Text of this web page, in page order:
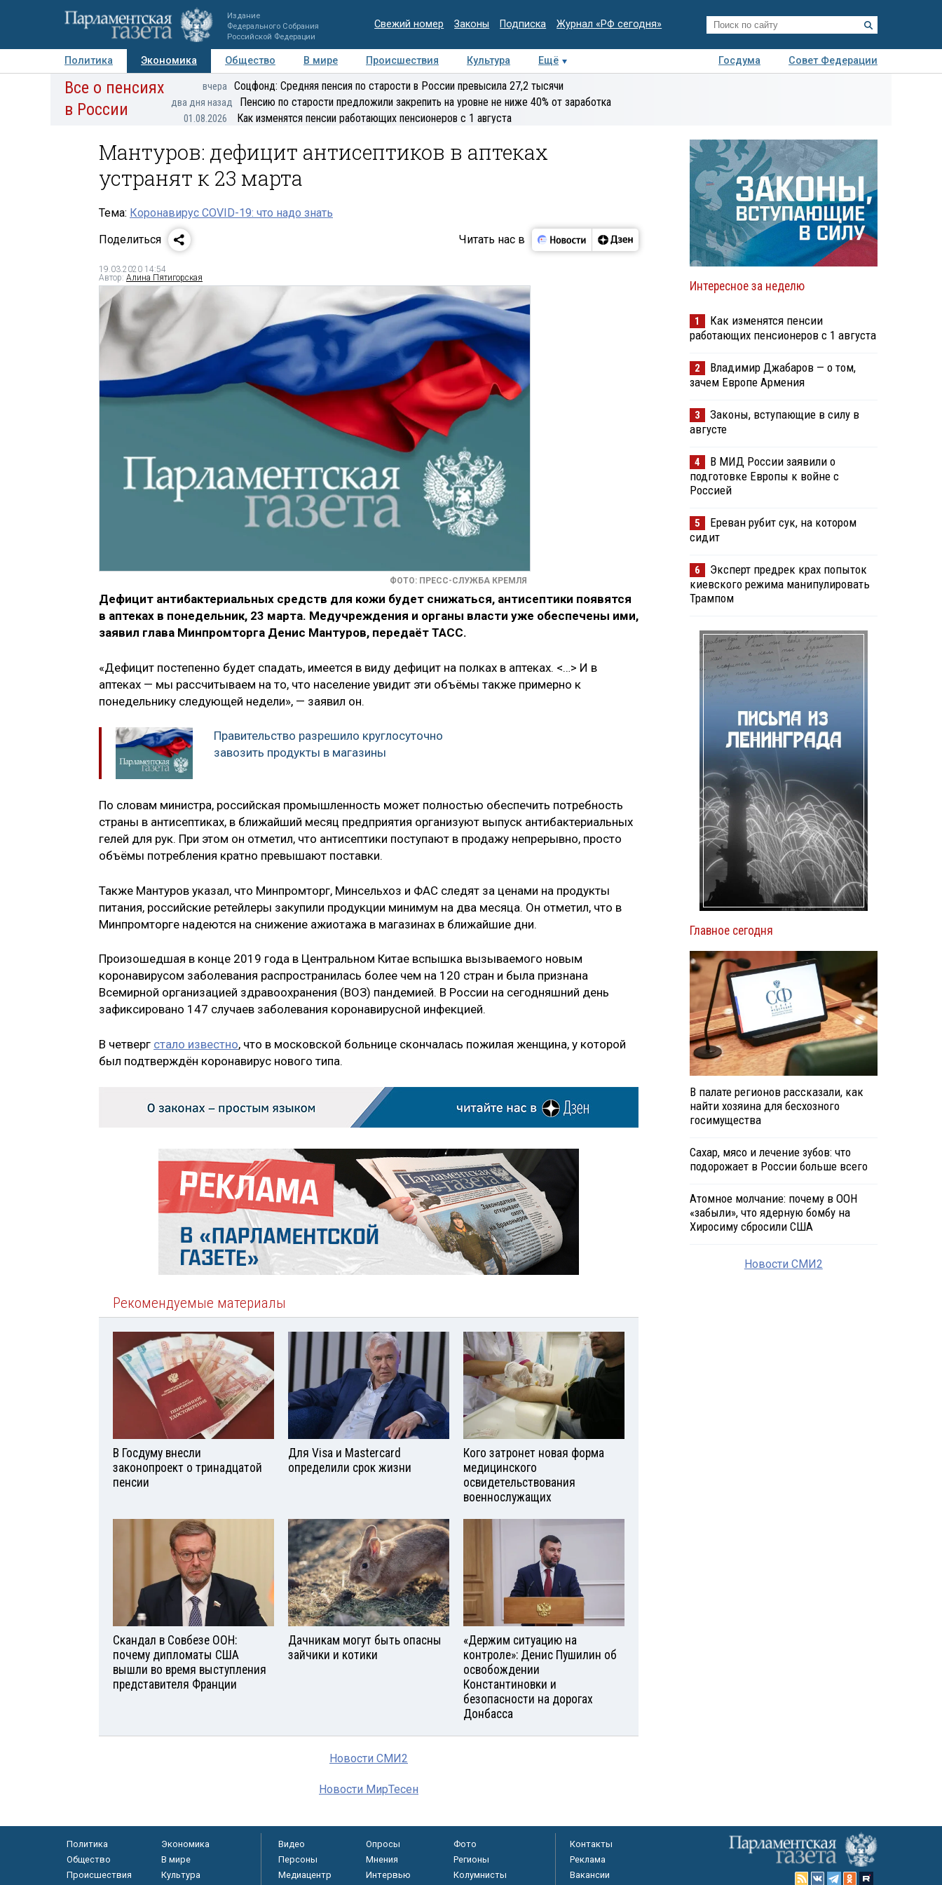
Издание
Федерального Собрания
Российской Федерации
Свежий номер Законы Подписка Журнал «РФ сегодня»
Политика Экономика Общество В мире Происшествия Культура Ещё Госдума
Совет Федерации
Авторы Персоны Мнения Регионы Медиацентр Интервью Колумнисты
экспертиза
Все о пенсиях
в России
вчера Соцфонд: Средняя пенсия по старости в России превысила 27,2 тысячи
два дня назад Пенсию по старости предложили закрепить на уровне не ниже 40% от заработка
01.08.2026 Как изменятся пенсии работающих пенсионеров с 1 августа
Мантуров: дефицит антисептиков в аптеках
устранят к 23 марта
Тема: Коронавирус COVID-19: что надо знать
Поделиться
Читать нас в
19.03.2020 14:54
Автор: Алина Пятигорская
ФОТО: ПРЕСС-СЛУЖБА КРЕМЛЯ
Дефицит антибактериальных средств для кожи будет снижаться, антисептики появятся
в аптеках в понедельник, 23 марта. Медучреждения и органы власти уже обеспечены ими,
заявил глава Минпромторга Денис Мантуров, передаёт ТАСС.
«Дефицит постепенно будет спадать, имеется в виду дефицит на полках в аптеках. <…> И в
аптеках — мы рассчитываем на то, что население увидит эти объёмы также примерно к
понедельнику следующей недели», — заявил он.
Правительство разрешило круглосуточно
завозить продукты в магазины
По словам министра, российская промышленность может полностью обеспечить потребность
страны в антисептиках, в ближайший месяц предприятия организуют выпуск антибактериальных
гелей для рук. При этом он отметил, что антисептики поступают в продажу непрерывно, просто
объёмы потребления кратно превышают поставки.
Также Мантуров указал, что Минпромторг, Минсельхоз и ФАС следят за ценами на продукты
питания, российские ретейлеры закупили продукции минимум на два месяца. Он отметил, что в
Минпромторге надеются на снижение ажиотажа в магазинах в ближайшие дни.
Произошедшая в конце 2019 года в Центральном Китае вспышка вызываемого новым
коронавирусом заболевания распространилась более чем на 120 стран и была признана
Всемирной организацией здравоохранения (ВОЗ) пандемией. В России на сегодняшний день
зафиксировано 147 случаев заболевания коронавирусной инфекцией.
В четверг стало известно, что в московской больнице скончалась пожилая женщина, у которой
был подтверждён коронавирус нового типа.
Рекомендуемые материалы
В Госдуму внесли
законопроект о тринадцатой
пенсии
Для Visа и Mastercard
определили срок жизни
Кого затронет новая форма
медицинского
освидетельствования
военнослужащих
Скандал в Совбезе ООН:
почему дипломаты США
вышли во время выступления
представителя Франции
Дачникам могут быть опасны
зайчики и котики
«Держим ситуацию на
контроле»: Денис Пушилин об
освобождении
Константиновки и
безопасности на дорогах
Донбасса
Новости СМИ2
Новости МирТесен
Интересное за неделю
1
Как изменятся пенсии
работающих пенсионеров с 1 августа
2
Владимир Джабаров — о том,
зачем Европе Армения
3
Законы, вступающие в силу в
августе
4
В МИД России заявили о
подготовке Европы к войне с
Россией
5
Ереван рубит сук, на котором
сидит
6
Эксперт предрек крах попыток
киевского режима манипулировать
Трампом
Главное сегодня
В палате регионов рассказали, как
найти хозяина для бесхозного
госимущества
Сахар, мясо и лечение зубов: что
подорожает в России больше всего
Атомное молчание: почему в ООН
«забыли», что ядерную бомбу на
Хиросиму сбросили США
Новости СМИ2
Политика
Экономика
Общество
В мире
Происшествия
Культура
Видео Опросы
Фото
Персоны
Мнения
Регионы
Медиацентр
Интервью Колумнисты
Контакты
Реклама
Вакансии